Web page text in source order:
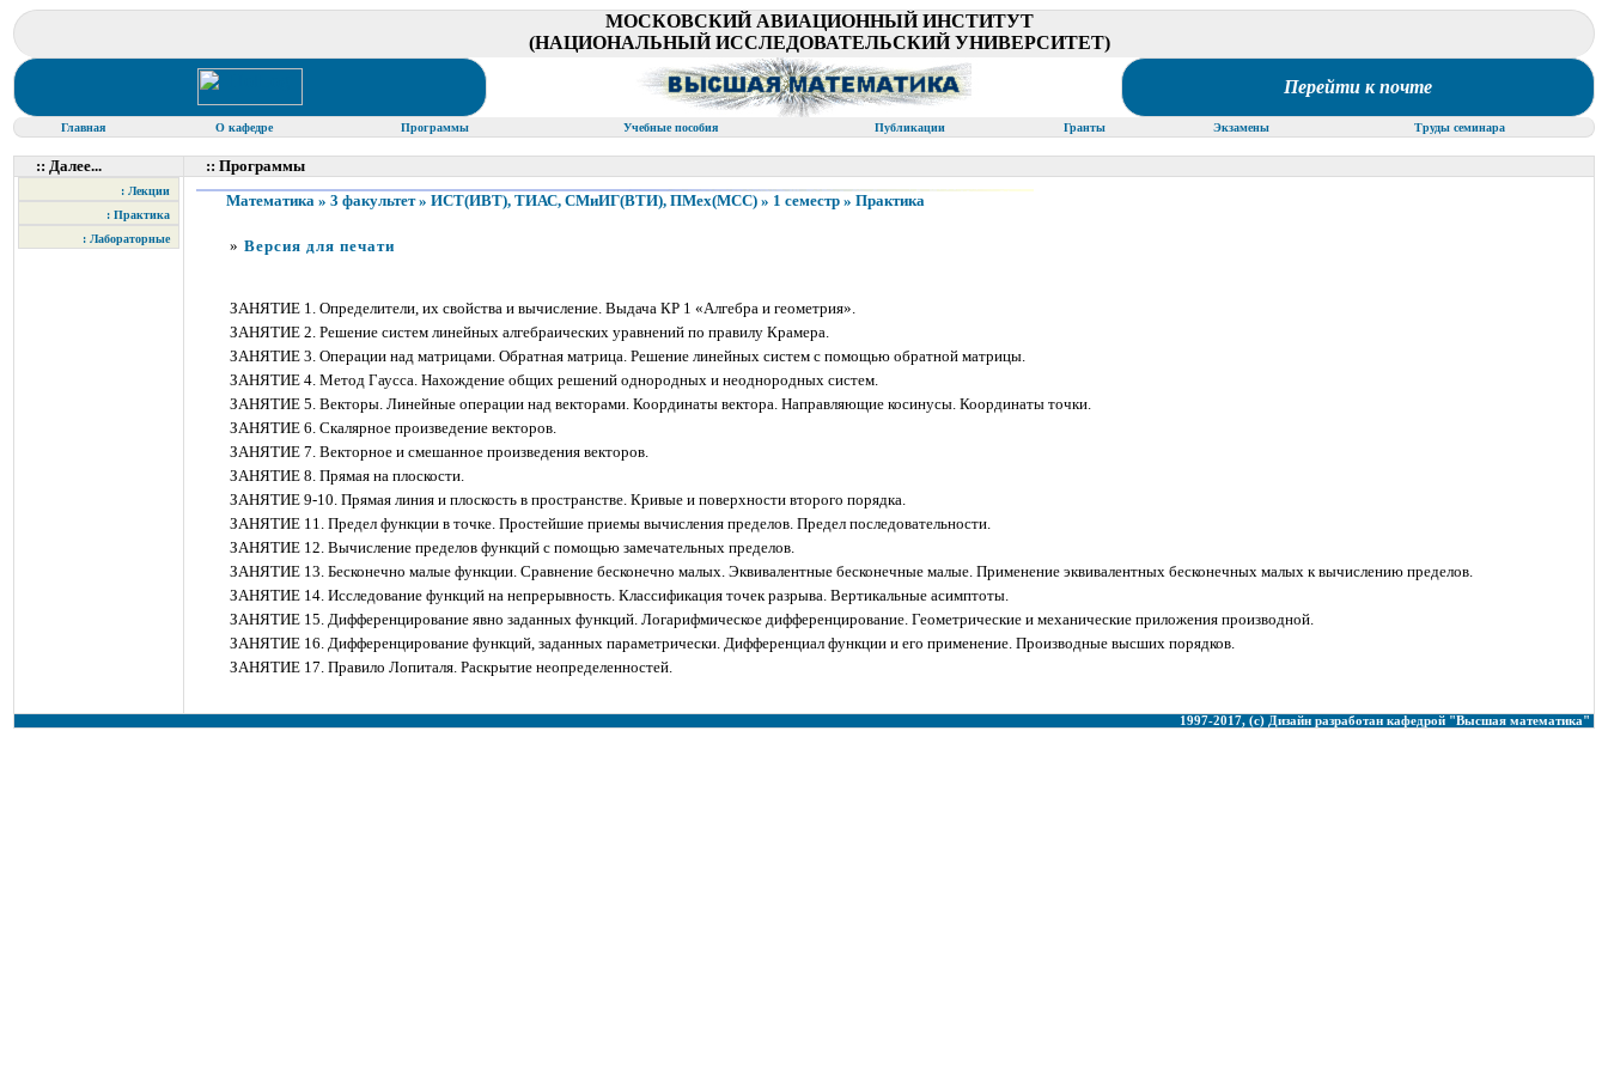
МОСКОВСКИЙ АВИАЦИОННЫЙ ИНСТИТУТ
(НАЦИОНАЛЬНЫЙ ИССЛЕДОВАТЕЛЬСКИЙ УНИВЕРСИТЕТ)
Перейти к почте
Главная О кафедре Программы Учебные пособия Публикации Гранты Экзамены Труды семинара
:: Далее... :: Программы
: Лекции
: Практика
: Лабораторные
Математика » 3 факультет » ИСТ(ИВТ), ТИАС, СМиИГ(ВТИ), ПМех(МСС) » 1 семестр » Практика
» Версия для печати
ЗАНЯТИЕ 1. Определители, их свойства и вычисление. Выдача КР 1 «Алгебра и геометрия».
ЗАНЯТИЕ 2. Решение систем линейных алгебраических уравнений по правилу Крамера.
ЗАНЯТИЕ 3. Операции над матрицами. Обратная матрица. Решение линейных систем с помощью обратной матрицы.
ЗАНЯТИЕ 4. Метод Гаусса. Нахождение общих решений однородных и неоднородных систем.
ЗАНЯТИЕ 5. Векторы. Линейные операции над векторами. Координаты вектора. Направляющие косинусы. Координаты точки.
ЗАНЯТИЕ 6. Скалярное произведение векторов.
ЗАНЯТИЕ 7. Векторное и смешанное произведения векторов.
ЗАНЯТИЕ 8. Прямая на плоскости.
ЗАНЯТИЕ 9-10. Прямая линия и плоскость в пространстве. Кривые и поверхности второго порядка.
ЗАНЯТИЕ 11. Предел функции в точке. Простейшие приемы вычисления пределов. Предел последовательности.
ЗАНЯТИЕ 12. Вычисление пределов функций с помощью замечательных пределов.
ЗАНЯТИЕ 13. Бесконечно малые функции. Сравнение бесконечно малых. Эквивалентные бесконечные малые. Применение эквивалентных бесконечных малых к вычислению пределов.
ЗАНЯТИЕ 14. Исследование функций на непрерывность. Классификация точек разрыва. Вертикальные асимптоты.
ЗАНЯТИЕ 15. Дифференцирование явно заданных функций. Логарифмическое дифференцирование. Геометрические и механические приложения производной.
ЗАНЯТИЕ 16. Дифференцирование функций, заданных параметрически. Дифференциал функции и его применение. Производные высших порядков.
ЗАНЯТИЕ 17. Правило Лопиталя. Раскрытие неопределенностей.
1997-2017, (с) Дизайн разработан кафедрой "Высшая математика"